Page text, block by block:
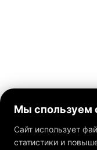
Мы спользуем
Сайт использует
статистики и